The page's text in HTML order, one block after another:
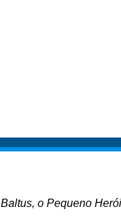
Baltus, o Pequeno Herói